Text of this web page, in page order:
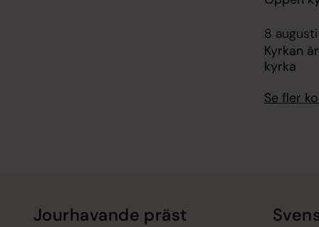
8
Kyrkan
kyrka
Se fler
Jourhavande präst